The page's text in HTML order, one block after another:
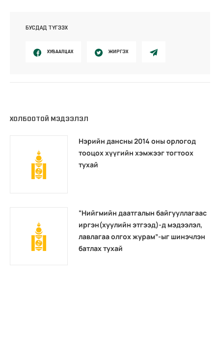
БУСДАД ТҮГЭЭХ
ХУВААЛЦАХ ЖИРГЭХ
ХОЛБООТОЙ МЭДЭЭЛЭЛ
Нэрийн дансны 2014 оны орлогод
тооцох хүүгийн хэмжээг тогтоох
тухай
“Нийгмийн даатгалын байгууллагаас
иргэн(хуулийн этгээд)-д мэдээлэл,
лавлагаа олгох журам”-ыг шинэчлэн
батлах тухай